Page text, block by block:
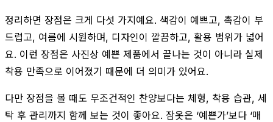
정리하면 장점은 크게 다섯 가지예요. 색감이 예쁘고, 촉감이 부
드럽고, 여름에 시원하며, 디자인이 깔끔하고, 활용 범위가 넓어
요. 이런 장점은 사진상 예쁜 제품에서 끝나는 것이 아니라 실제
착용 만족으로 이어졌기 때문에 더 의미가 있어요.
다만 장점을 볼 때도 무조건적인 찬양보다는 체형, 착용 습관, 세
탁 후 관리까지 함께 보는 것이 좋아요. 잠옷은 ‘예쁜가’보다 ‘매